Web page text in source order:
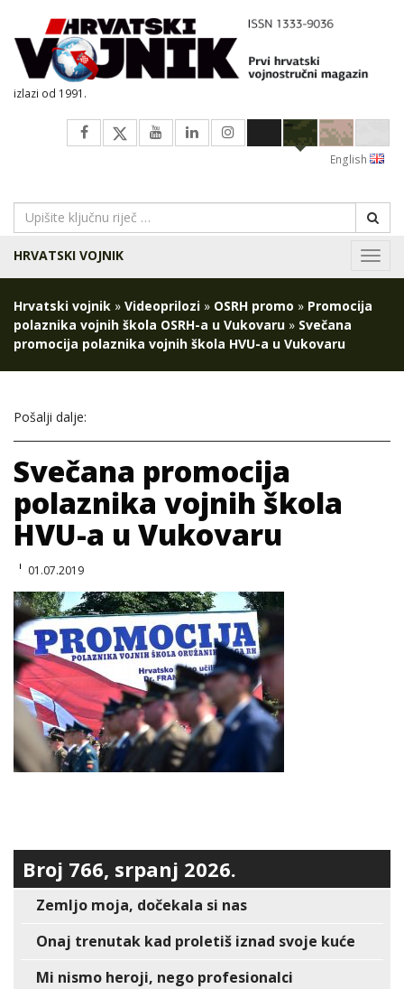
izlazi od 1991.
English
HRVATSKI VOJNIK
Hrvatski vojnik » Videoprilozi » OSRH promo » Promocija
polaznika vojnih škola OSRH-a u Vukovaru » Svečana
promocija polaznika vojnih škola HVU-a u Vukovaru
Pošalji dalje:
Svečana promocija
polaznika vojnih škola
HVU-a u Vukovaru
01.07.2019
Broj 766, srpanj 2026.
Zemljo moja, dočekala si nas
Onaj trenutak kad proletiš iznad svoje kuće
Mi nismo heroji, nego profesionalci